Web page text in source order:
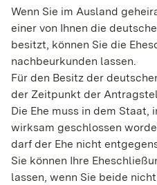
Wenn Sie im Ausland
einer von Ihnen die
besitzt, können Sie die
nachbeurkunden lassen.
Für den Besitz der
der Zeitpunkt der
Die Ehe muss in dem Staat,
wirksam geschlossen
darf der Ehe nicht
Sie können Ihre
lassen, wenn Sie beide